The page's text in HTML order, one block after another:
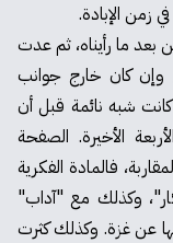
زمن الإبادة.
بعد ما رأيناه، ثم عدت
وإن كان خارج جوانب
شبه نائمة قبل أن
الأخيرة. الصفحة
فالمادة الفكرية
وكذلك مع "آداب"
عن غزة. وكذلك كثرت